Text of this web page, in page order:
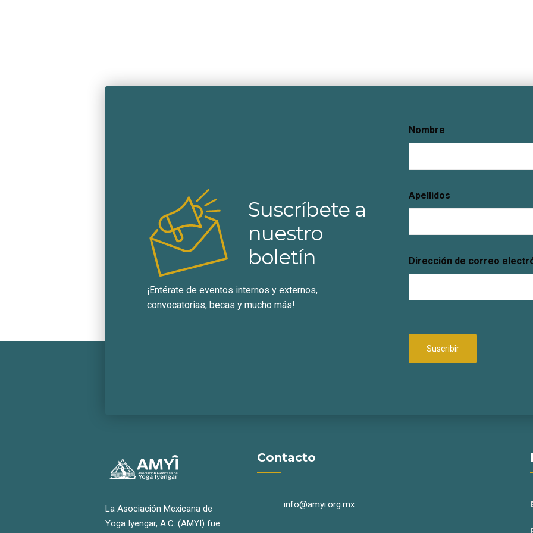
Suscríbete a
nuestro
boletín
¡Entérate de eventos internos y externos,
convocatorias, becas y mucho más!
Nombre
Apellidos
Dirección de correo
La Asociación Mexicana de
Yoga Iyengar, A.C. (AMYI) fue
Contacto
info@amyi.org.mx